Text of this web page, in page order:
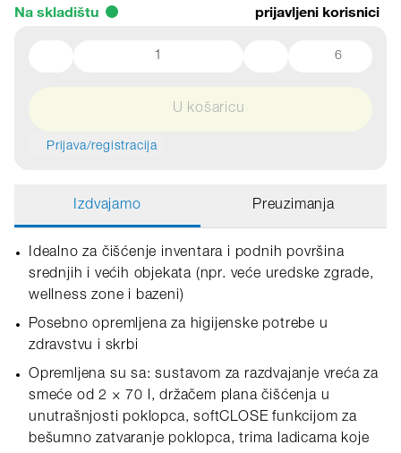
Na skladištu
prijavljeni korisnici
6
U košaricu
Prijava/registracija
Izdvajamo Preuzimanja
Idealno za čišćenje inventara i podnih površina
srednjih i većih objekata (npr. veće uredske zgrade,
wellness zone i bazeni)
Posebno opremljena za higijenske potrebe u
zdravstvu i skrbi
Opremljena su sa: sustavom za razdvajanje vreća za
smeće od 2 × 70 l, držačem plana čišćenja u
unutrašnjosti poklopca, softCLOSE funkcijom za
bešumno zatvaranje poklopca, trima ladicama koje